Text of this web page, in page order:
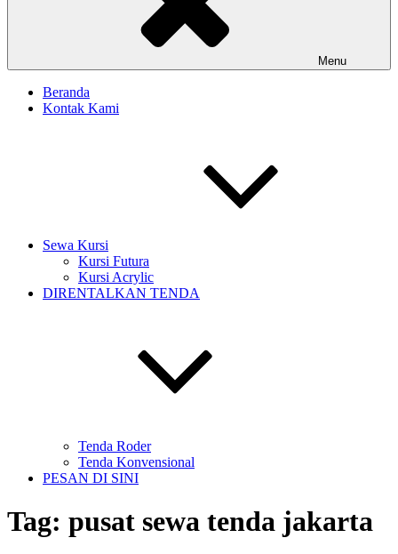
Menu
Beranda
Kontak Kami
Sewa Kursi
Kursi Futura
Kursi Acrylic
DIRENTALKAN TENDA
Tenda Roder
Tenda Konvensional
PESAN DI SINI
Tag: pusat sewa tenda jakarta